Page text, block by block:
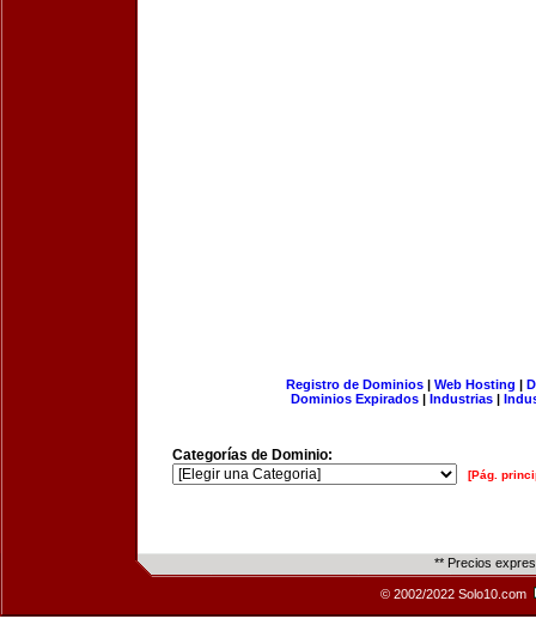
Registro de Dominios| Web Hosting |
Dominios Expirados | Industrias |
Categorías de Dominio:
[Pág.
** Precios
© 2002/2022 Solo10.com